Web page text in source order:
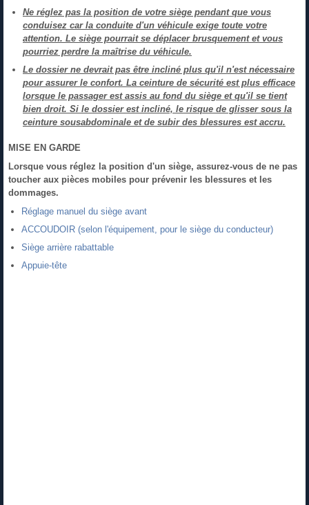
Ne réglez pas la position de votre siège pendant que vous
conduisez car la conduite d'un véhicule exige toute votre
attention. Le siège pourrait se déplacer brusquement et vous
pourriez perdre la maîtrise du véhicule.
Le dossier ne devrait pas être incliné plus qu'il n'est nécessaire
pour assurer le confort. La ceinture de sécurité est plus efficace
lorsque le passager est assis au fond du siège et qu'il se tient
bien droit. Si le dossier est incliné, le risque de glisser sous la
ceinture sousabdominale et de subir des blessures est accru.
MISE EN GARDE
Lorsque vous réglez la position d'un siège, assurez-vous de ne pas
toucher aux pièces mobiles pour prévenir les blessures et les
dommages.
Réglage manuel du siège avant
ACCOUDOIR (selon l'équipement, pour le siège du conducteur)
Siège arrière rabattable
Appuie-tête